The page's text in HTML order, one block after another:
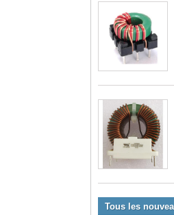
Tous les